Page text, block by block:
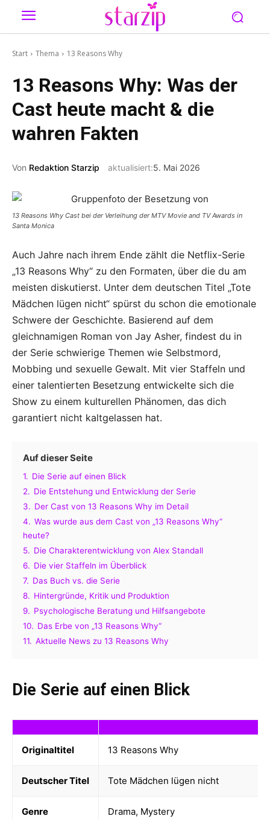
Start Thema 13 Reasons Why
13 Reasons Why: Was der
Cast heute macht & die
wahren Fakten
Von Redaktion Starzip aktualisiert:5. Mai 2026
13 Reasons Why Cast bei der Verleihung der MTV Movie and TV Awards in
Santa Monica
Auch Jahre nach ihrem Ende zählt die Netflix-Serie
„13 Reasons Why“ zu den Formaten, über die du am
meisten diskutierst. Unter dem deutschen Titel „Tote
Mädchen lügen nicht“ spürst du schon die emotionale
Schwere der Geschichte. Basierend auf dem
gleichnamigen Roman von Jay Asher, findest du in
der Serie schwierige Themen wie Selbstmord,
Mobbing und sexuelle Gewalt. Mit vier Staffeln und
einer talentierten Besetzung entwickelte sich die
Show zu einem kulturellen Phänomen, das dich
garantiert nicht kaltgelassen hat.
Auf dieser Seite
1. Die Serie auf einen Blick
2. Die Entstehung und Entwicklung der Serie
3. Der Cast von 13 Reasons Why im Detail
4. Was wurde aus dem Cast von „13 Reasons Why“
heute?
5. Die Charakterentwicklung von Alex Standall
6. Die vier Staffeln im Überblick
7. Das Buch vs. die Serie
8. Hintergründe, Kritik und Produktion
9. Psychologische Beratung und Hilfsangebote
10. Das Erbe von „13 Reasons Why“
11. Aktuelle News zu 13 Reasons Why
Die Serie auf einen Blick
Originaltitel 13 Reasons Why
Deutscher Titel Tote Mädchen lügen nicht
Genre Drama, Mystery